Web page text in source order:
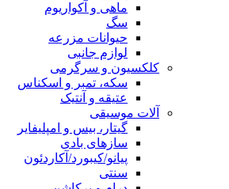
ماهی و آکواریوم
سگ
حیوانات مزرعه
لوازم جانبی
کلکسیون و سرگرمی
سکه، تمبر و اسکناس
عتیقه و آنتیک
آلات موسیقی
گیتار، بیس و امپلیفایر
سازهای بادی
پیانو/کیبورد/آکاردئون
سنتی